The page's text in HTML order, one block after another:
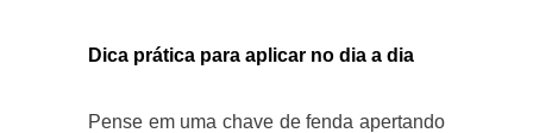
Dica prática para aplicar no dia a dia
Pense em uma chave de fenda apertando